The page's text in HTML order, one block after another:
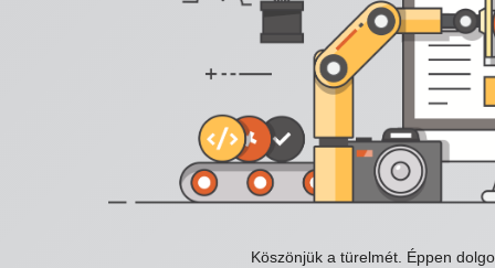
Köszönjük a türelmét. Éppen